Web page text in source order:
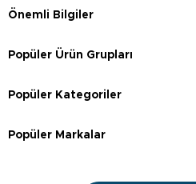
Önemli Bilgiler
Popüler Ürün Grupları
Popüler Kategoriler
Popüler Markalar